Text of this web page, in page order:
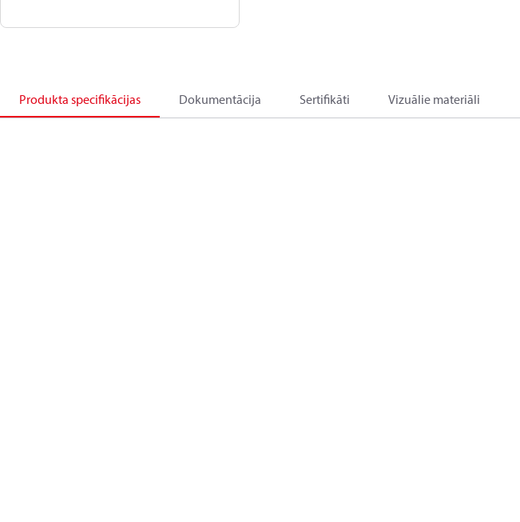
Produkta specifikācijas Dokumentācija Sertifikāti Vizuālie materiāli